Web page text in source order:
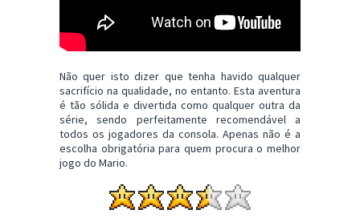
Não quer isto dizer que tenha havido qualquer
sacrifício na qualidade, no entanto. Esta aventura
é tão sólida e divertida como qualquer outra da
série, sendo perfeitamente recomendável a
todos os jogadores da consola. Apenas não é a
escolha obrigatória para quem procura o melhor
jogo do Mario.